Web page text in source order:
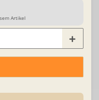
Artikel